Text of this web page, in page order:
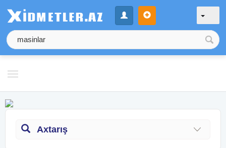
Axtarış